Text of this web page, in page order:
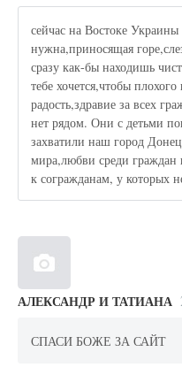
сейчас на Востоке
нужна,приносящая
сразу как-бы находишь
тебе хочется,чтобы
радость,здравие за всех
нет рядом. Они с детьми
захватили наш город
мира,любви среди граждан
к согражданам, у которых
АЛЕКСАНДР И ТАТИАНА
СПАСИ БОЖЕ ЗА САЙТ